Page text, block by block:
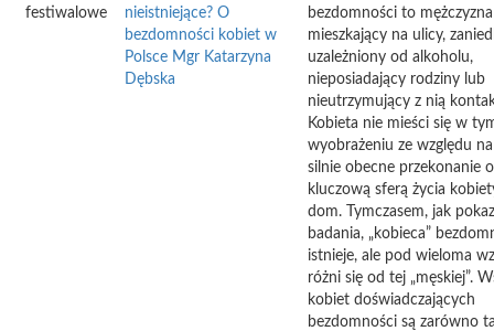
festiwalowe
nieistniejące? O
bezdomności kobiet w
Polsce Mgr Katarzyna
Dębska
bezdomności to mężczyzna
mieszkający na ulicy,
uzależniony od alkoholu,
nieposiadający rodziny lub
nieutrzymujący z nią
Kobieta nie mieści się w
wyobrażeniu ze względu
silnie obecne przekonanie
kluczową sferą życia
dom. Tymczasem, jak
badania, „kobieca”
istnieje, ale pod wieloma
różni się od tej „męskiej”.
kobiet doświadczających
bezdomności są zarówno